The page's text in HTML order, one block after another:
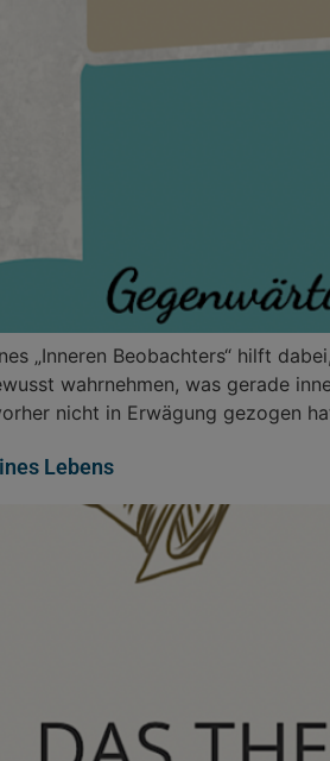
„Inneren Beobachters“ hilft
wahrnehmen, was gerade
nicht in Erwägung gezogen
Lebens